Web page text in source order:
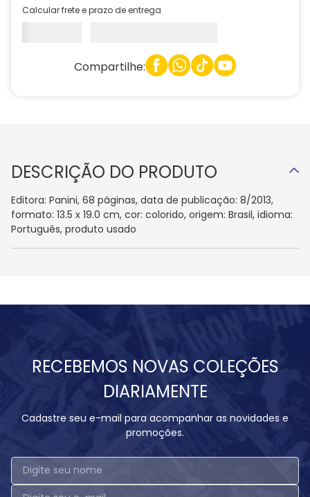
Calcular frete e prazo de entrega
Compartilhe:
DESCRIÇÃO DO PRODUTO
Editora: Panini, 68 páginas, data de publicação: 8/2013,
formato: 13.5 x 19.0 cm, cor: colorido, origem: Brasil, idioma:
Português, produto usado
RECEBEMOS NOVAS COLEÇÕES
DIARIAMENTE
Cadastre seu e-mail para acompanhar as novidades e
promoções.